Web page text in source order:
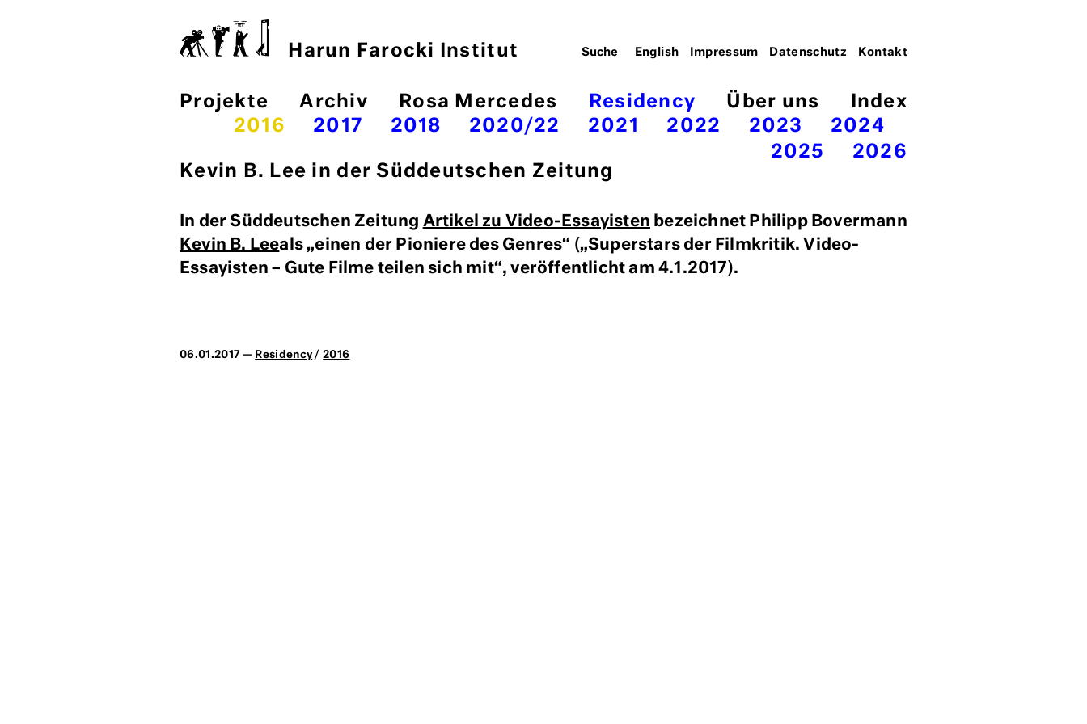
Harun Farocki Institut
Projekte Archiv Rosa Mercedes
Residency
2016
2017 2018 2020/22 2021 2022 2023
2024
2025
2026
Über uns Index
English Impressum Datenschutz Kontakt
Kevin B. Lee in der Süddeutschen Zeitung
In der Süddeutschen Zeitung Artikel zu Video-Essayisten bezeichnet Philipp Bovermann
Kevin B. Leeals „einen der Pioniere des Genres“ („Superstars der Filmkritik. Video-
Essayisten – Gute Filme teilen sich mit“, veröffentlicht am 4.1.2017).
06.01.2017 — Residency/2016